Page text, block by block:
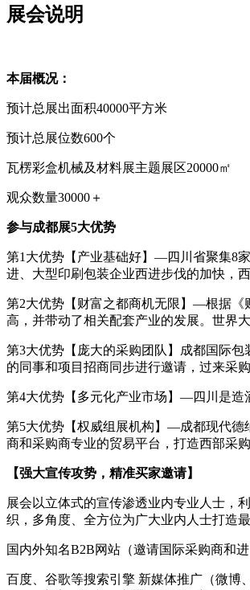
展会说明
本届概况：
预计总展出面积40000平方米
预计总展位数600个
瓦楞彩盒机械及材料展主题展区20000㎡
观众数量30000＋
参与成都展5大优势
第1大优势【产业基础好】—四川省聚集8
进、大型印刷包装企业西进步伐的加快，
第2大优势【财富之都商机无限】—根据《
高，并带动了相关配套产业的发展。世界
第3大优势【庞大的采购团队】成都国际
的同事和项目招商同步进行邀请，过来采
第4大优势【多元化产业市场】—四川是造
第5大优势【权威组展机构】—成都现代德
商和采购商专业的贸易平台，打造西部采购
【强大宣传攻势，精准买家邀请】
展会以立体式的宣传渗透业内专业人士，
织，多角度、全方位为广大业内人士打造
国内外知名B2B网站（邀请国际采购商和进
百度、谷歌等搜索引擎 新媒体推广（微博